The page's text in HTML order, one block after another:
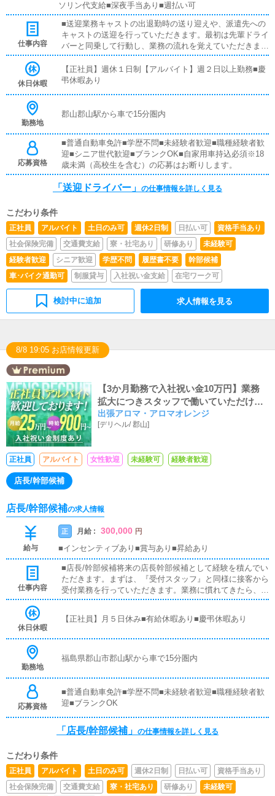
ソリン代支給■深夜手当あり■週払い可
仕事内容
■送迎業務キャストの出退勤時の送り迎えや、派遣先への
キャストの送迎を行っていただきます。最初は先輩ドライ
バーと同乗して行動し、業務の流れを覚えていただきます
ので、未経験の方でも安心して働けます。お客様と対面で
接客をお願いすることはありません。ガソリン代・高速代
は支給します。■清掃業務送迎業務の空き時間に、事務所
休日休暇
【正社員】週休１日制【アルバイト】週２日以上勤務■慶
弔休暇あり
勤務地
郡山郡山駅から車で15分圏内
応募資格
■普通自動車免許■学歴不問■未経験者歓迎■職種経験者歓
迎■シニア世代歓迎■ブランクOK■自家用車持込必須※18
歳未満（高校生を含む）の応募はお断りします。
「送迎ドライバー」 の仕事情報を詳しく見る
こだわり条件
正社員 アルバイト 土日のみ可 週休2日制 日払い可
資格手当あり
社会保険完備
交通費支給 寮・社宅あり 研修あり
未経験可
経験者歓迎
シニア歓迎 学歴不問 履歴書不要
幹部候補
車･バイク通勤可
制服貸与 入社祝い金支給 在宅ワーク可
検討中に追加 求人情報を見る
8/8 19:05 お店情報更新
【3か月勤務で入社祝い金10万円】業務
拡大につきスタッフで働いていただける
方大募集！入社祝い金で3か月勤務いただ
いた方に最大10万円支給！売り上げ達成
出張アロマ・アロマオレンジ
[デリヘル/郡山]
正社員 アルバイト 女性歓迎 未経験可 経験者歓迎
店長/幹部候補
店長/幹部候補の求人情報
給与
正 月給 : 300,000 円
■インセンティブあり■賞与あり■昇給あり
仕事内容
■店長/幹部候補将来の店長幹部候補として経験を積んでい
ただきます。まずは、『受付スタッフ』と同様に接客から
受付業務を行っていただきます。業務に慣れてきたら、
『キャストの管理』や『経営に関わる業務』を順に覚えて
い店舗の運営をお任せします。■キャスト管理お店で働い
イスを行っていただきます。■PC更新業務ヘブンネットな
きます。キャストの出勤情報やイベント、求人ブログの作
成となります。基本的にはボタンを押すだけや、ブログの
更新時に簡単に文字が入力出来れば問題ありません。PC
休日休暇
【正社員】月５日休み■有給休暇あり■慶弔休暇あり
勤務地
福島県郡山市郡山駅から車で15分圏内
応募資格
■普通自動車免許■学歴不問■未経験者歓迎■職種経験者歓
迎■ブランクOK
「店長/幹部候補」 の仕事情報を詳しく見る
こだわり条件
正社員 アルバイト 土日のみ可 週休2日制 日払い可
資格手当あり
社会保険完備
交通費支給 寮・社宅あり 研修あり
未経験可